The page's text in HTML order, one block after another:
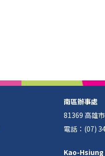
南區辦事處
81369 高雄
電話：(07)
Kao-